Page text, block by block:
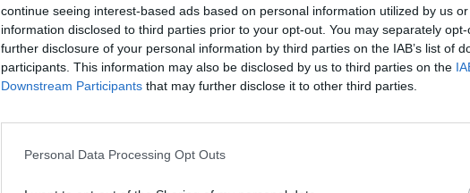
continue seeing interest-based ads based on personal information utilized by us
information disclosed to third parties prior to your opt-out. You may separately
further disclosure of your personal information by third parties on the IAB’s list of
participants. This information may also be disclosed by us to third parties on the
Downstream Participants that may further disclose it to other third parties.
Personal Data Processing Opt Outs
09.08 07:45 - MERCATO - Moretto:
"Barcellona, Flick vuole la
permanenza di Alvaro Cortes, i
prossimi giorni cruciali per il futuro"
09.08 07:26 - MERCATO - Schira:
corso: i bianconeri preparano una
nuova offerta per il Bologna"